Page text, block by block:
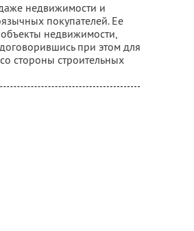
недвижимости и
покупателей. Ее
недвижимости,
при этом для
стороны строительных